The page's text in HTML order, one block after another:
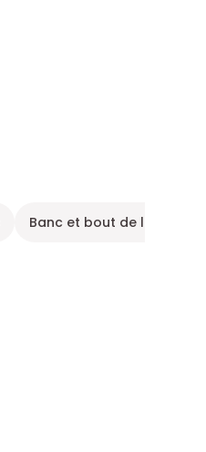
Banc et bout de lit